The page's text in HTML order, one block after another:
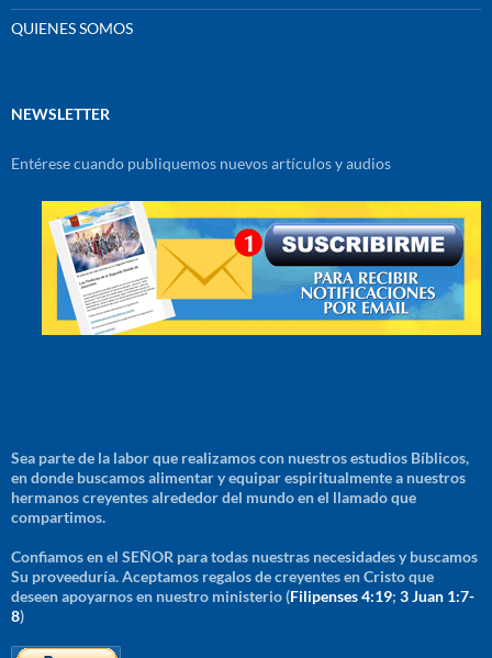
QUIENES SOMOS
NEWSLETTER
Entérese cuando publiquemos nuevos artículos y audios
Sea parte de la labor que realizamos con nuestros estudios Bíblicos,
en donde buscamos alimentar y equipar espiritualmente a nuestros
hermanos creyentes alrededor del mundo en el llamado que
compartimos.
Confiamos en el SEÑOR para todas nuestras necesidades y buscamos
Su proveeduría. Aceptamos regalos de creyentes en Cristo que
deseen apoyarnos en nuestro ministerio (Filipenses 4:19; 3 Juan 1:7-
8)